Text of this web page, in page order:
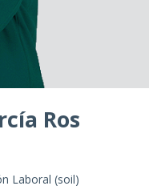
Ros
Laboral (soil)